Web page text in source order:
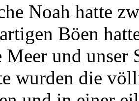
Noah hatte
Böen
Meer und
wurden die